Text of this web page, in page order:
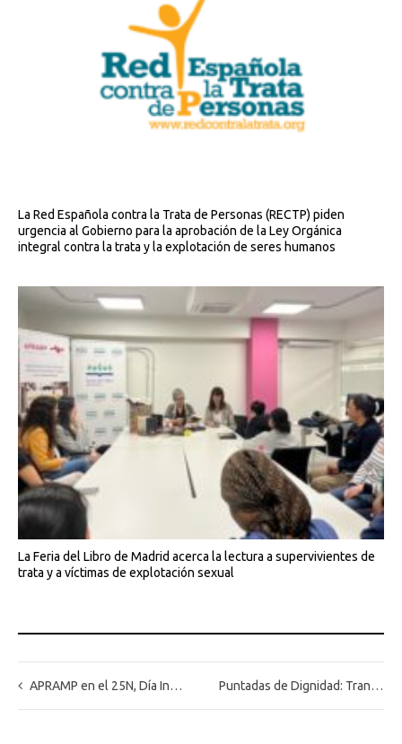
La Red Española contra la Trata de Personas (RECTP) piden
urgencia al Gobierno para la aprobación de la Ley Orgánica
integral contra la trata y la explotación de seres humanos
La Feria del Libro de Madrid acerca la lectura a supervivientes de
trata y a víctimas de explotación sexual
APRAMP en el 25N, Día Internacional contra la violencia machista Puntadas de Dignidad: Transformando vidas desde el Senado de España